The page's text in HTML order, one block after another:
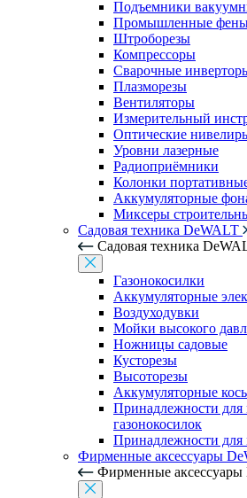
Подъемники
Промышленные
Штроборезы
Компрессоры
Сварочные
Плазморезы
Вентиляторы
Измерительный
Оптические
Уровни лазерные
Радиоприёмники
Колонки
Аккумуляторные
Миксеры
Садовая техника DeWALT
Садовая техника
Газонокосилки
Аккумуляторные
Воздуходувки
Мойки высокого
Ножницы садовые
Кусторезы
Высоторезы
Аккумуляторные
Принадлежности для
газонокосилок
Принадлежности для
Фирменные аксессуары
Фирменные